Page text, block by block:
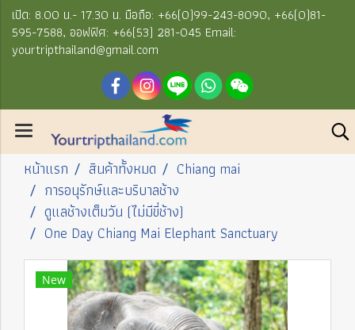
เปิด: 8.00 น.- 17.30 น. มือถือ: +66(0)99-243-8090, +66(0)81-
595-7588, ออฟฟิศ: +66(53) 281-045 Email:
yourtripthailand@gmail.com
หน้าแรก สินค้าทั้งหมด
Chiang mai
การอนุรักษ์และบริบาลช้าง
ดูแลช้างเต็มวัน (ไม่มีขี่ช้าง)
One Day Chiang Mai Elephant Sanctuary
New